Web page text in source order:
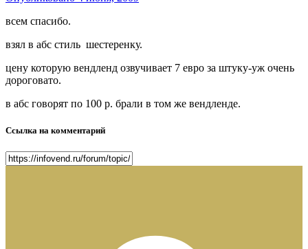
всем спасибо.
взял в абс стиль шестеренку.
цену которую вендленд озвучивает 7 евро за штуку-уж очень
дороговато.
в абс говорят по 100 р. брали в том же вендленде.
Ссылка на комментарий